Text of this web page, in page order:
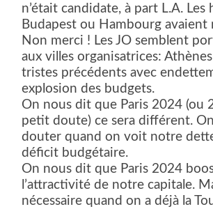
n’était candidate, à part L.A. Les
Budapest ou Hambourg avaient
Non merci ! Les JO semblent
aux villes organisatrices:
tristes précédents avec
explosion des budgets.
On nous dit que Paris 2024 (ou
petit doute) ce sera différent.
douter quand on voit notre
déficit budgétaire.
On nous dit que Paris 2024
l’attractivité de notre capitale.
nécessaire quand on a déjà la